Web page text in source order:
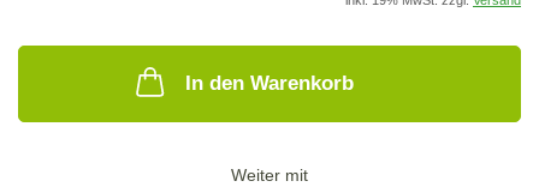
In den Warenkorb
Weiter mit